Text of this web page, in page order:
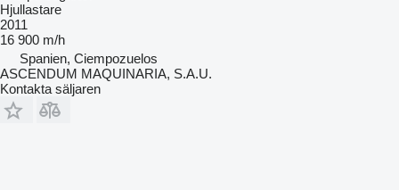
Hjullastare
2011
16 900 m/h
Spanien, Ciempozuelos
ASCENDUM MAQUINARIA, S.A.U.
Kontakta säljaren